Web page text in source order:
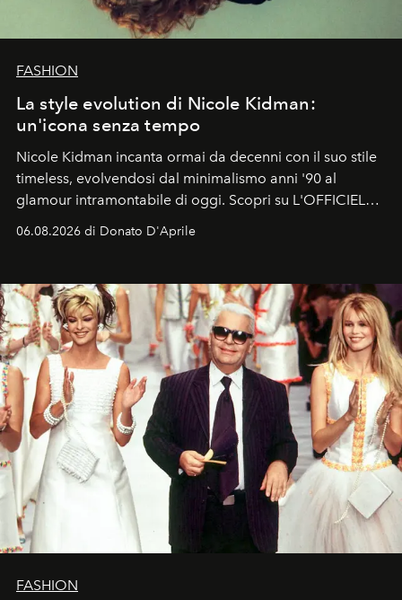
FASHION
La style evolution di Nicole Kidman:
un'icona senza tempo
Nicole Kidman incanta ormai da decenni con il suo stile
timeless, evolvendosi dal minimalismo anni '90 al
glamour intramontabile di oggi. Scopri su L'OFFICIEL
Italia la sua style evolution.
06.08.2026 di Donato D'Aprile
FASHION